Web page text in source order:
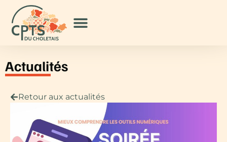
Actualités
Retour aux actualités